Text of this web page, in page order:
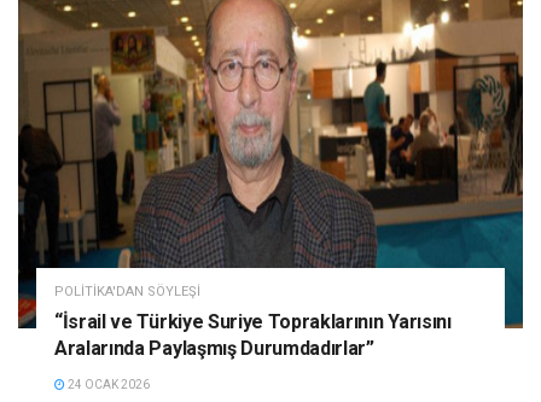
POLITIKA'DAN SÖYLEŞI
“İsrail ve Türkiye Suriye Topraklarının Yarısını
Aralarında Paylaşmış Durumdadırlar”
24 OCAK 2026